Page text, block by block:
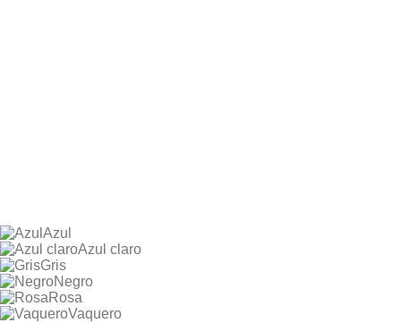
Azul
Azul claro
Gris
Negro
Rosa
Vaquero